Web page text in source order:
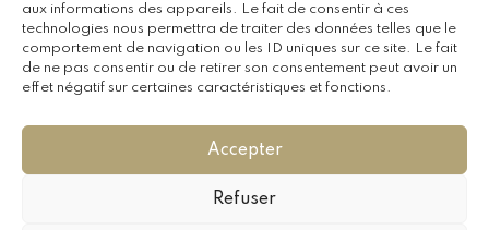
aux informations des appareils. Le fait de consentir à ces
technologies nous permettra de traiter des données telles que le
comportement de navigation ou les ID uniques sur ce site. Le fait
de ne pas consentir ou de retirer son consentement peut avoir un
effet négatif sur certaines caractéristiques et fonctions.
Accepter
Refuser